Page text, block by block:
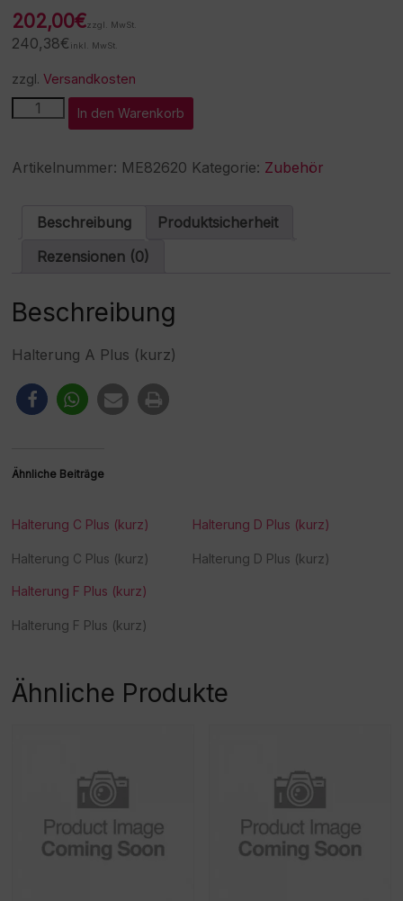
202,00€zzgl. MwSt.
240,38€ inkl. MwSt.
zzgl.Versandkosten
Halterung
A
(kurz)
Menge
In den Warenkorb
l
e
r
t
Artikelnummer: ME82620 Kategorie: Zubehör
Beschreibung
Produktsicherheit
Rezensionen (0)
Beschreibung
Halterung A Plus (kurz)
Ähnliche Beiträge
Halterung C Plus (kurz)
Halterung C Plus (kurz)
Halterung D Plus (kurz)
Halterung D Plus (kurz)
Halterung F Plus (kurz)
Halterung F Plus (kurz)
Ähnliche Produkte